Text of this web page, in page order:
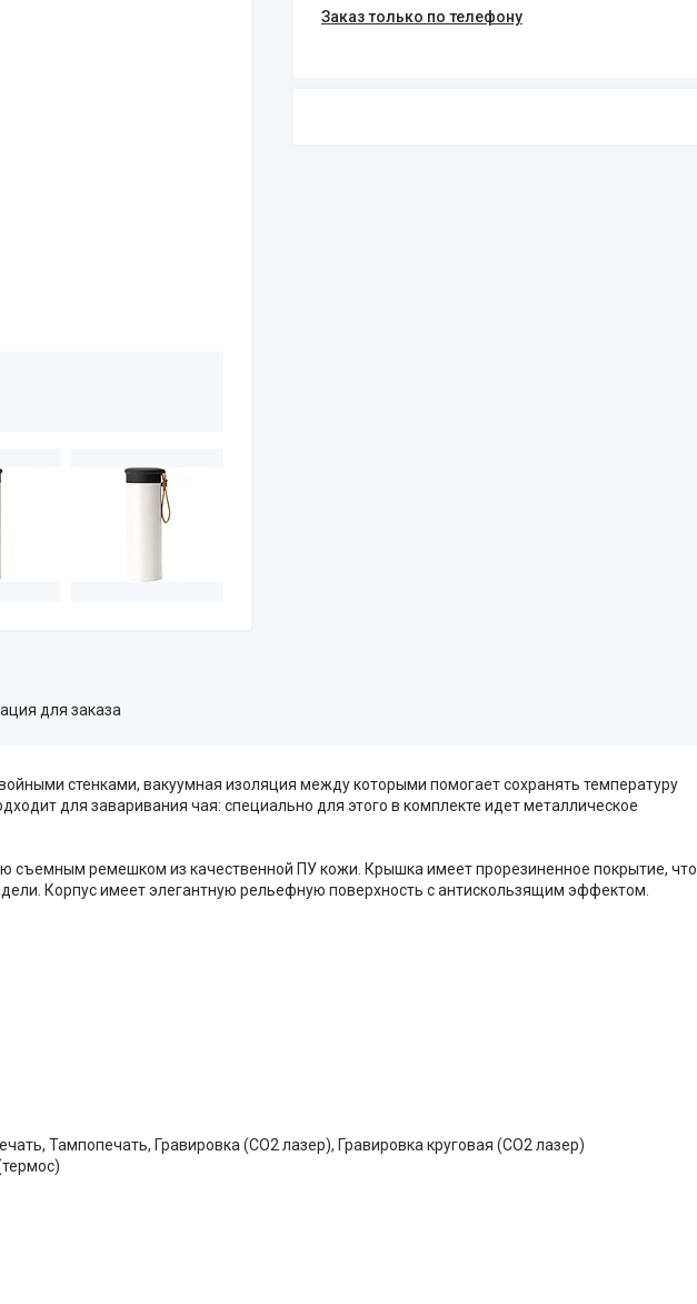
Заказ только по телефону
для заказа
стенками, вакуумная изоляция между которыми помогает сохранять температуру
для заваривания чая: специально для этого в комплекте идет металлическое
съемным ремешком из качественной ПУ кожи. Крышка имеет прорезиненное покрытие, что
Корпус имеет элегантную рельефную поверхность с антискользящим эффектом.
Тампопечать, Гравировка (CO2 лазер), Гравировка круговая (CO2 лазер)